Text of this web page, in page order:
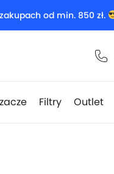
od min. 850 zł.
Filtry Outlet